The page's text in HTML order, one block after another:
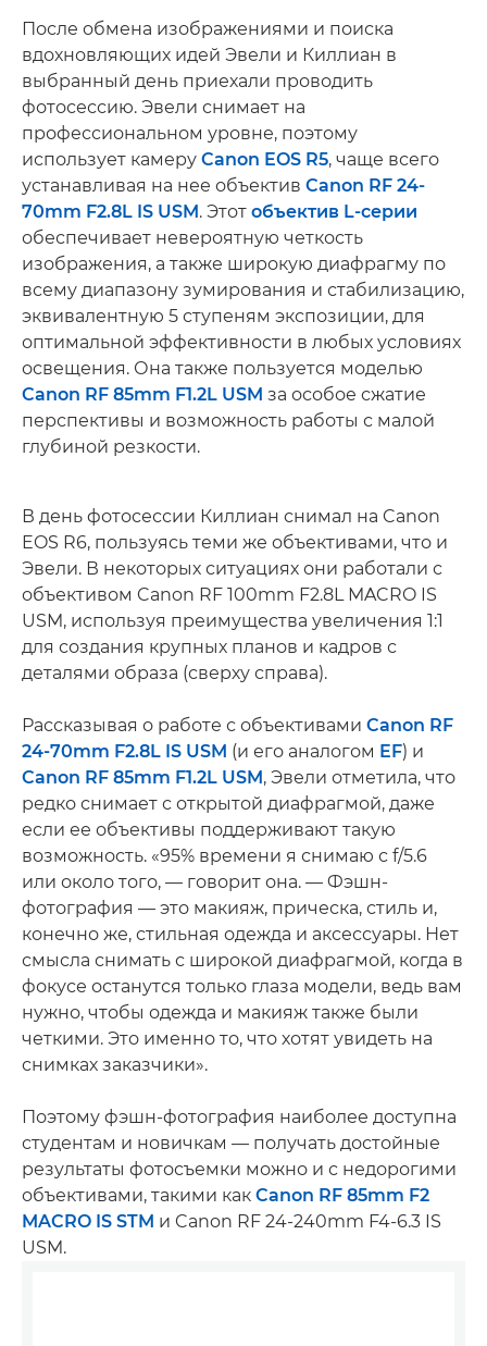
После обмена изображениями и поиска
вдохновляющих идей Эвели и Киллиан в
выбранный день приехали проводить
фотосессию. Эвели снимает на
профессиональном уровне, поэтому
использует камеру Canon EOS R5, чаще всего
устанавливая на нее объектив Canon RF 24-
70mm F2.8L IS USM. Этот объектив L-серии
обеспечивает невероятную четкость
изображения, а также широкую диафрагму по
всему диапазону зумирования и стабилизацию,
эквивалентную 5 ступеням экспозиции, для
оптимальной эффективности в любых условиях
освещения. Она также пользуется моделью
Canon RF 85mm F1.2L USM за особое сжатие
перспективы и возможность работы с малой
глубиной резкости.
В день фотосессии Киллиан снимал на Canon
EOS R6, пользуясь теми же объективами, что и
Эвели. В некоторых ситуациях они работали с
объективом Canon RF 100mm F2.8L MACRO IS
USM, используя преимущества увеличения 1:1
для создания крупных планов и кадров с
деталями образа (сверху справа).
Рассказывая о работе с объективами Canon RF
24-70mm F2.8L IS USM (и его аналогом EF) и
Canon RF 85mm F1.2L USM, Эвели отметила, что
редко снимает с открытой диафрагмой, даже
если ее объективы поддерживают такую
возможность. «95% времени я снимаю с f/5.6
или около того, — говорит она. — Фэшн-
фотография — это макияж, прическа, стиль и,
конечно же, стильная одежда и аксессуары. Нет
смысла снимать с широкой диафрагмой, когда в
фокусе останутся только глаза модели, ведь вам
нужно, чтобы одежда и макияж также были
четкими. Это именно то, что хотят увидеть на
снимках заказчики».
Поэтому фэшн-фотография наиболее доступна
студентам и новичкам — получать достойные
результаты фотосъемки можно и с недорогими
объективами, такими как Canon RF 85mm F2
MACRO IS STM и Canon RF 24-240mm F4-6.3 IS
USM.